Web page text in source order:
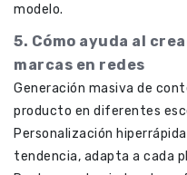
modelo.
5. Cómo ayuda al
marcas en redes
Generación masiva de
producto en diferentes
Personalización
tendencia, adapta a cada